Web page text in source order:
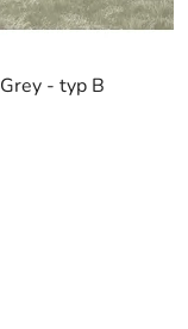
- typ B